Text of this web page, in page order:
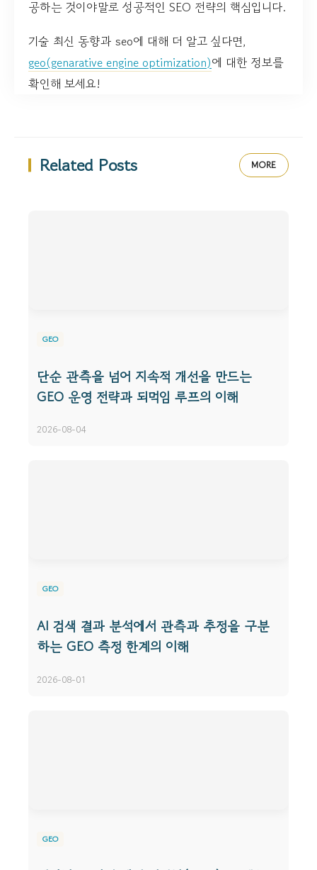
공하는 것이야말로 성공적인 SEO 전략의 핵심입니다.
기술 최신 동향과 seo에 대해 더 알고 싶다면,
geo(genarative engine optimization)에 대한 정보를
확인해 보세요!
Related Posts MORE
GEO
단순 관측을 넘어 지속적 개선을 만드는
GEO 운영 전략과 되먹임 루프의 이해
2026-08-04
GEO
AI 검색 결과 분석에서 관측과 추정을 구분
하는 GEO 측정 한계의 이해
2026-08-01
GEO